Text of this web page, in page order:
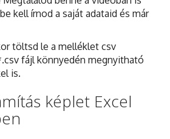
kell írnod a saját adataid és már
töltsd le a melléklet csv
fájl könnyedén megnyitható
is.
képlet Excel